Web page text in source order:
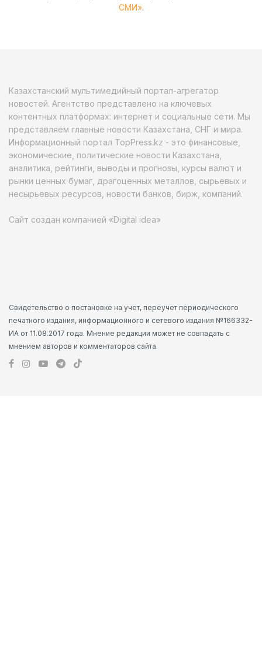
СМИ».
Казахстанский мультимедийный портал-агрегатор
новостей. Агентство представлено на ключевых
контентных платформах: интернет и социальные сети. Мы
представляем главные новости Казахстана, СНГ и мира.
Информационный портал TopPress.kz - это финансовые,
экономические, политические новости Казахстана,
аналитика, рейтинги, выводы и прогнозы, курсы валют и
рынки ценных бумаг, драгоценных металлов, сырьевых и
несырьевых ресурсов, новости банков, бирж, компаний.
Сайт создан компанией «Digital idea»
Свидетельство о постановке на учет, переучет периодического
печатного издания, информационного и сетевого издания №166332-
ИА от 11.08.2017 года. Мнение редакции может не совпадать с
мнением авторов и комментаторов сайта.